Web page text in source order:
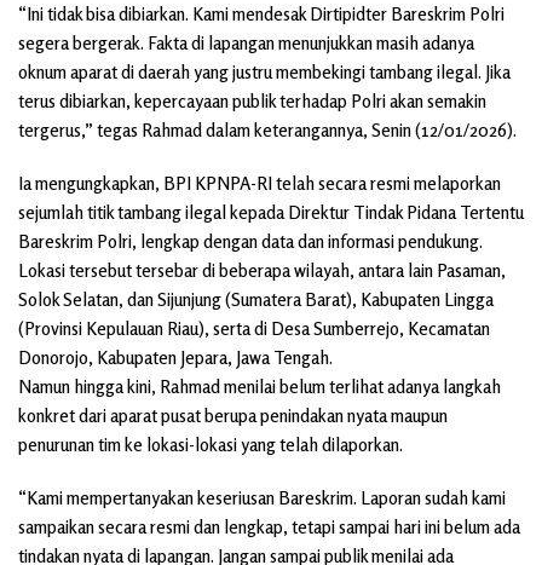
“Ini tidak bisa dibiarkan. Kami mendesak Dirtipidter Bareskrim Polri
segera bergerak. Fakta di lapangan menunjukkan masih adanya
oknum aparat di daerah yang justru membekingi tambang ilegal. Jika
terus dibiarkan, kepercayaan publik terhadap Polri akan semakin
tergerus,” tegas Rahmad dalam keterangannya, Senin (12/01/2026).
Ia mengungkapkan, BPI KPNPA-RI telah secara resmi melaporkan
sejumlah titik tambang ilegal kepada Direktur Tindak Pidana Tertentu
Bareskrim Polri, lengkap dengan data dan informasi pendukung.
Lokasi tersebut tersebar di beberapa wilayah, antara lain Pasaman,
Solok Selatan, dan Sijunjung (Sumatera Barat), Kabupaten Lingga
(Provinsi Kepulauan Riau), serta di Desa Sumberrejo, Kecamatan
Donorojo, Kabupaten Jepara, Jawa Tengah.
Namun hingga kini, Rahmad menilai belum terlihat adanya langkah
konkret dari aparat pusat berupa penindakan nyata maupun
penurunan tim ke lokasi-lokasi yang telah dilaporkan.
“Kami mempertanyakan keseriusan Bareskrim. Laporan sudah kami
sampaikan secara resmi dan lengkap, tetapi sampai hari ini belum ada
tindakan nyata di lapangan. Jangan sampai publik menilai ada